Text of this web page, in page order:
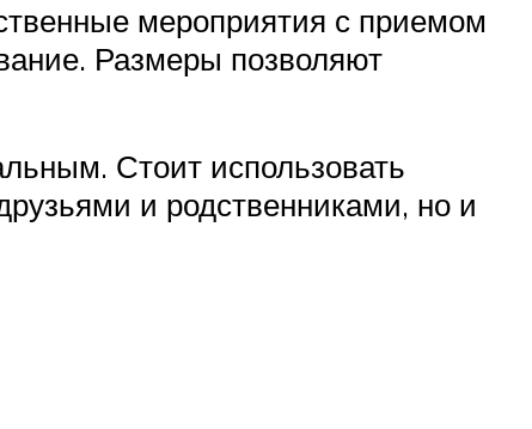
мероприятия с приемом
Размеры позволяют
Стоит использовать
и родственниками, но и